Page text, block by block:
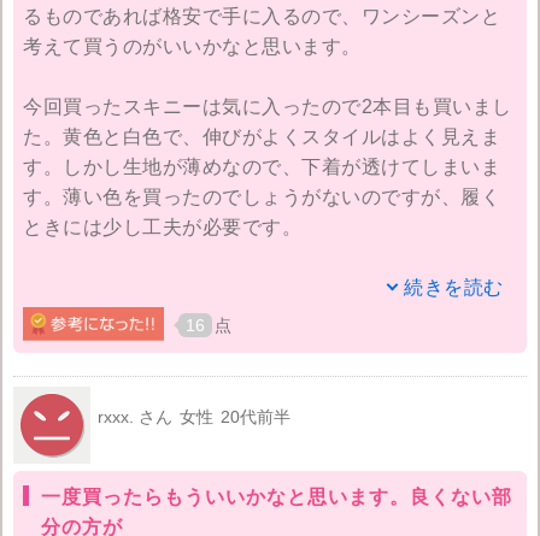
るものであれば格安で手に入るので、ワンシーズンと
考えて買うのがいいかなと思います。
今回買ったスキニーは気に入ったので2本目も買いまし
た。黄色と白色で、伸びがよくスタイルはよく見えま
す。しかし生地が薄めなので、下着が透けてしまいま
す。薄い色を買ったのでしょうがないのですが、履く
ときには少し工夫が必要です。
私が購入するときは、レビューを見て決めます。実際
よりサイズが小さいやここが良くないなどの情報を見
て、サイズを決めたり購入を考えます。ネット商品だ
と、やっぱり実際見ていないのでどんなものなのかな
どは他の方の意見がとても参考になります。
しかし、安いのは確かなので失敗しても許せるかなと
思える範囲で買ってみてもいいと思います。
続きを読む
16 点
rxxx. さん 女性 20代前半
一度買ったらもういいかなと思います。良くない部
分の方が